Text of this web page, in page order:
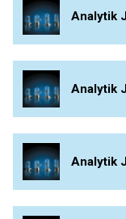
AGILENT
SPECTRO
SHIMADZU
TELEDYNE
PerkinElmer
Jasco
Kontron
Shimadzu
GBC
Analytik
Analytik
Analytik